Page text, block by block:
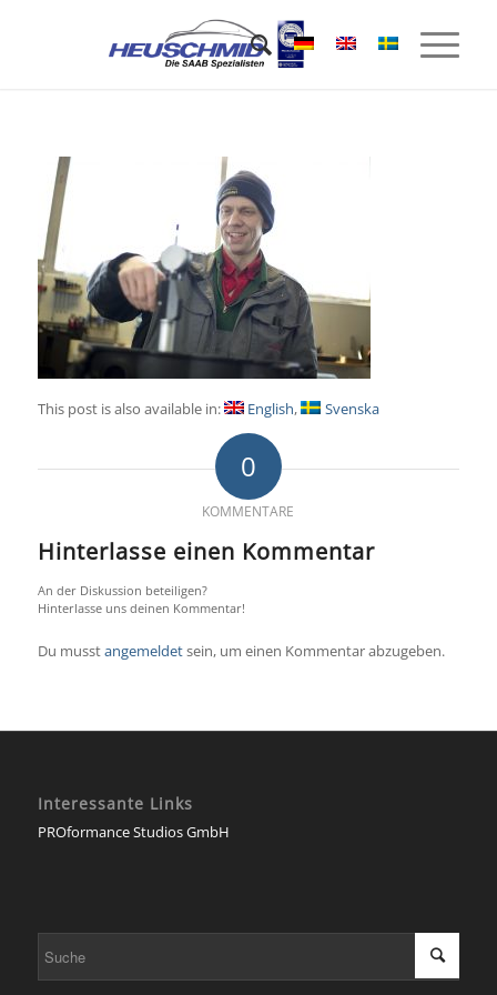
This post is also available in: English Svenska
0
KOMMENTARE
Hinterlasse einen Kommentar
An der Diskussion beteiligen?
Hinterlasse uns deinen Kommentar!
Du musstangemeldetsein, um einen Kommentar abzugeben.
Interessante Links
PROformance Studios GmbH